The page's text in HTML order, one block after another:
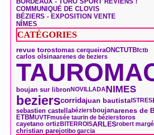
COMMUNIQUÉ DE CLOVIS
BÉZIERS - EXPOSITION VENTE
NÎMES
CATÉGORIES
revue torostomas cerqueiraONCTUTBfctb
carlos olsinaarenes de beziers
boujan sur libronNOVILLADANIMES
bezierscorridajuan bautista ISTRES
sebastien castellabéziers boujanarenes de
ETBMUVTFmusée taurin de bézierstoros
cayetano ortiz BITERROISARLESrobert margé
christian parejotibo garcia